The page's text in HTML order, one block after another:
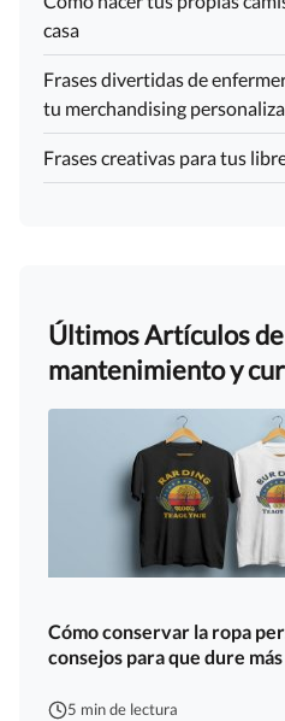
casa
Frases divertidas de
tu merchandising
Frases creativas para tus
Últimos Artículos
mantenimiento y
Cómo conservar la ropa
consejos para que dure más
5 min de lectura